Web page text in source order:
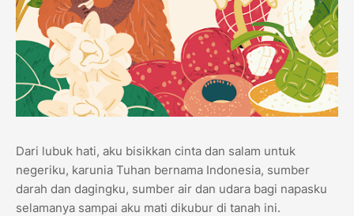
Dari lubuk hati, aku bisikkan cinta dan salam untuk
negeriku, karunia Tuhan bernama Indonesia, sumber
darah dan dagingku, sumber air dan udara bagi napasku
selamanya sampai aku mati dikubur di tanah ini.